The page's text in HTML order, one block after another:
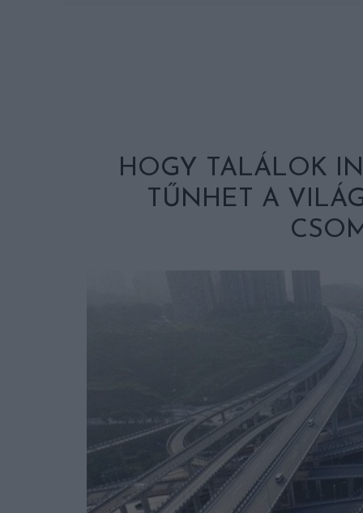
HOGY TALÁLOK
TŰNHET A